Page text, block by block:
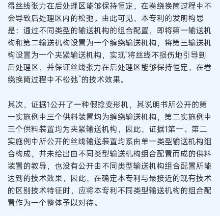
得丝线张力在后处理区能够保持恒定，在卷绕换筒过程中不
会导致后处理区内的松弛。由此可见，本专利的发明构思
是：通过不同类型的输送机构的组合配置，即将第一输送机
构和第二输送机构设置为一个缠绕输送机构，将第三输送机
构设置为一个夹紧输送机构，实现“将丝线不损伤地引导到
后处理区，并保证丝线张力在后处理区能够保持恒定，在卷
绕换筒过程中不松弛”的技术效果。
其次，证据1公开了一种假捻变形机，其说明书所公开的第
一实施例中三个供料装置均为缠绕输送机构，第二实施例中
三个供料装置均为夹紧输送机构，因此，证据1第一、第二
实施例中所公开的丝线输送装置均系由单一类型输送机构组
合构成，并未给出由不同类型输送机构组合配置而成的供料
装置的教导，也没有公开由不同类型输送机构组合配置所能
达到的技术效果，因此，在确定本专利与最接近的现有技术
的区别技术特征时，应将本专利不同类型输送机构的组合配
置作为一个整体予以对待。